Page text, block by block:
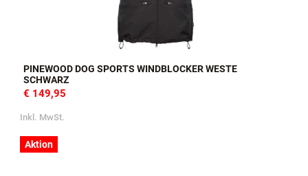
PINEWOOD DOG SPORTS WINDBLOCKER WESTE
SCHWARZ
€ 149,95
Inkl. MwSt.
Aktion